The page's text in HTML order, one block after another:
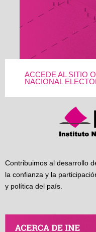
ACCEDE AL SITIO
NACIONAL
Contribuimos al desarrollo
la confianza y la
y política del país.